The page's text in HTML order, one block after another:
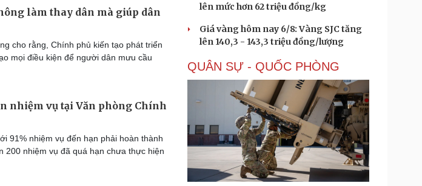
làm thay dân mà giúp dân
cho rằng, Chính phủ kiến tạo phát triển
mọi điều kiện để người dân mưu cầu
nhiệm vụ tại Văn phòng Chính
91% nhiệm vụ đến hạn phải hoàn thành
200 nhiệm vụ đã quá hạn chưa thực hiện
lên mức hơn 62 triệu đồng/kg
Giá vàng hôm nay 6/8: Vàng SJC tăng
lên 140,3 - 143,3 triệu đồng/lượng
QUÂN SỰ - QUỐC PHÒNG